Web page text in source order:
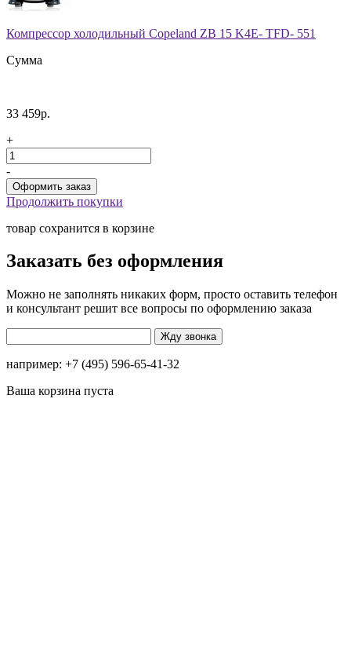
Компрессор холодильный Copeland ZB 15 K4E- TFD- 551
Сумма
33 459р.
+
-
Продолжить покупки
товар сохранится в корзине
Заказать без оформления
Можно не заполнять никаких форм, просто оставить телефон
и консультант решит все вопросы по оформлению заказа
например: +7 (495) 596-65-41-32
Ваша корзина пуста